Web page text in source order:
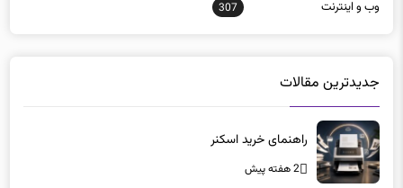
راهنمای خرید اسکنر
2 هفته پیش